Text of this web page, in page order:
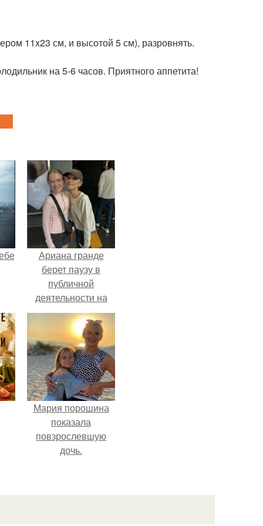
11x23 см, и высотой 5 см), разровнять.
на 5-6 часов. Приятного аппетита!
Ариана гранде
берет паузу в
публичной
деятельности на
фоне слухов о
своем здоровье.
Мария порошина
показала
повзрослевшую
дочь.